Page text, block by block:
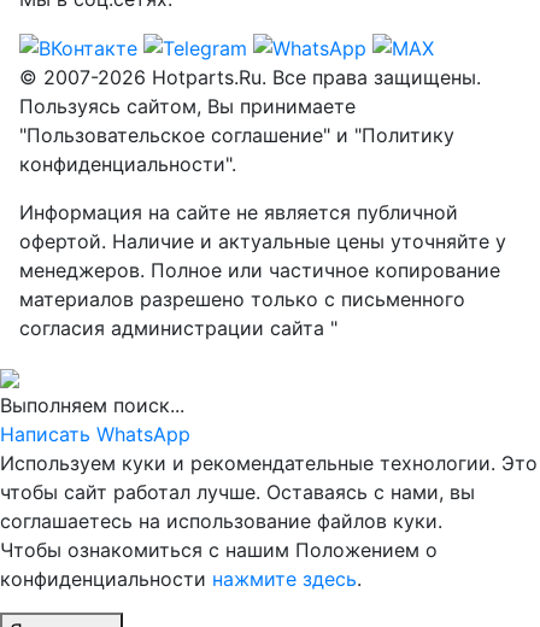
© 2007-2026 Hotparts.Ru. Все права защищены.
Пользуясь сайтом, Вы принимаете
"Пользовательское соглашение" и "Политику
конфиденциальности".
Информация на сайте не является публичной
офертой. Наличие и актуальные цены уточняйте у
менеджеров. Полное или частичное копирование
материалов разрешено только с письменного
согласия администрации сайта "
Выполняем поиск...
Написать WhatsApp
Используем куки и рекомендательные технологии. Это
чтобы сайт работал лучше. Оставаясь с нами, вы
соглашаетесь на использование файлов куки.
Чтобы ознакомиться с нашим Положением о
конфиденциальности нажмите здесь.